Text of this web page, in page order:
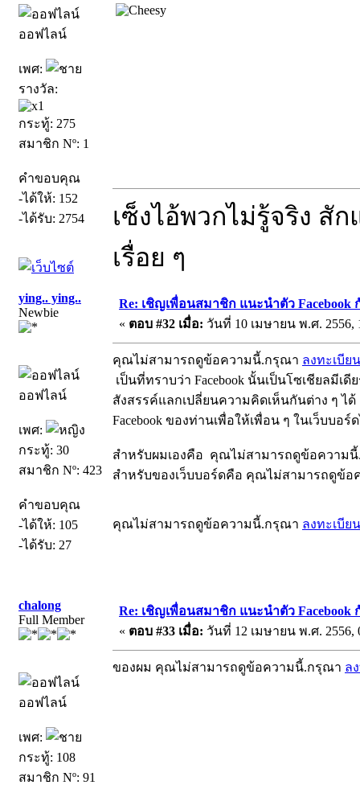
ออฟไลน์
เพศ:
รางวัล:
กระทู้: 275
สมาชิก Nº: 1
คำขอบคุณ
-ได้ให้: 152
-ได้รับ: 2754
เซ็งไอ้พวกไม่รู้จริง สั
เรื่อย ๆ
ying.. ying..
Newbie
ออฟไลน์
เพศ:
กระทู้: 30
สมาชิก Nº: 423
คำขอบคุณ
-ได้ให้: 105
-ได้รับ: 27
Re: เชิญเพื่อนสมาชิก แนะนำตัว Facebook
« ตอบ #32 เมื่อ: วันที่ 10 เมษายน พ.ศ. 2556,
คุณไม่สามารถดูข้อความนี้.กรุณา ลงทะเบียน
เป็นที่ทราบว่า Facebook นั้นเป็นโซเชียลมีเ
สังสรรค์แลกเปลี่ยนความคิดเห็นกันต่าง ๆ
Facebook ของท่านเพื่อให้เพื่อน ๆ ในเว็บบอ
สำหรับผมเองคือ คุณไม่สามารถดูข้อความ
สำหรับของเว็บบอร์ดคือ คุณไม่สามารถดูข้
คุณไม่สามารถดูข้อความนี้.กรุณา ลงทะเบียน
chalong
Full Member
ออฟไลน์
เพศ:
กระทู้: 108
สมาชิก Nº: 91
Re: เชิญเพื่อนสมาชิก แนะนำตัว Facebook
« ตอบ #33 เมื่อ: วันที่ 12 เมษายน พ.ศ. 2556,
ของผม คุณไม่สามารถดูข้อความนี้.กรุณา ล